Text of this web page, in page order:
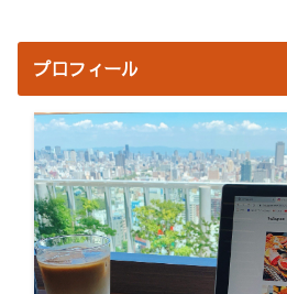
プロフィール